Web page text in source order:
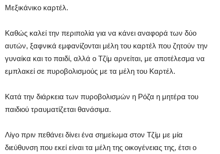
Μεξικάνικο καρτέλ.
Καθώς καλεί την περιπολία για να κάνει αναφορά των δύο
αυτών, ξαφνικά εμφανίζονται μέλη του καρτέλ που ζητούν την
γυναίκα και το παιδί, αλλά ο Τζίμ αρνείται, με αποτέλεσμα να
εμπλακεί σε πυροβολισμούς με τα μέλη του Καρτέλ.
Κατά την διάρκεια των πυροβολισμών η Ρόζα η μητέρα του
παιδιού τραυματίζεται θανάσιμα.
Λίγο πριν πεθάνει δίνει ένα σημείωμα στον Τζίμ με μία
διεύθυνση που εκεί είναι τα μέλη της οικογένειας της, έτσι ο